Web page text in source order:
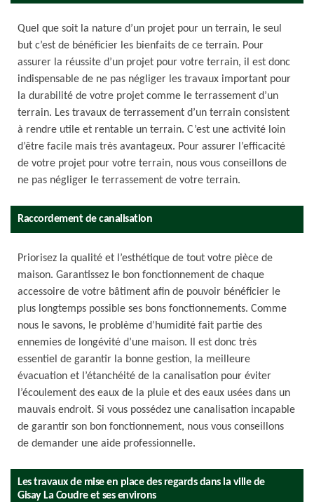
Quel que soit la nature d’un projet pour un terrain, le seul
but c’est de bénéficier les bienfaits de ce terrain. Pour
assurer la réussite d’un projet pour votre terrain, il est donc
indispensable de ne pas négliger les travaux important pour
la durabilité de votre projet comme le terrassement d’un
terrain. Les travaux de terrassement d’un terrain consistent
à rendre utile et rentable un terrain. C’est une activité loin
d’être facile mais très avantageux. Pour assurer l’efficacité
de votre projet pour votre terrain, nous vous conseillons de
ne pas négliger le terrassement de votre terrain.
Raccordement de canalisation
Priorisez la qualité et l’esthétique de tout votre pièce de
maison. Garantissez le bon fonctionnement de chaque
accessoire de votre bâtiment afin de pouvoir bénéficier le
plus longtemps possible ses bons fonctionnements. Comme
nous le savons, le problème d’humidité fait partie des
ennemies de longévité d’une maison. Il est donc très
essentiel de garantir la bonne gestion, la meilleure
évacuation et l’étanchéité de la canalisation pour éviter
l’écoulement des eaux de la pluie et des eaux usées dans un
mauvais endroit. Si vous possédez une canalisation incapable
de garantir son bon fonctionnement, nous vous conseillons
de demander une aide professionnelle.
Les travaux de mise en place des regards dans la ville de
Gisay La Coudre et ses environs